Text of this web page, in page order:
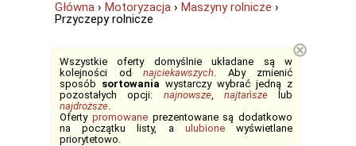
Główna › Motoryzacja › Maszyny rolnicze ›
Przyczepy rolnicze
Wszystkie oferty domyślnie układane są w
kolejności od najciekawszych. Aby zmienić
sposób sortowania wystarczy wybrać jedną z
pozostałych opcji: najnowsze, najtańszelub
najdroższe.
Oferty promowaneprezentowane są dodatkowo
na początku listy, a ulubionewyświetlane
priorytetowo.
⊗